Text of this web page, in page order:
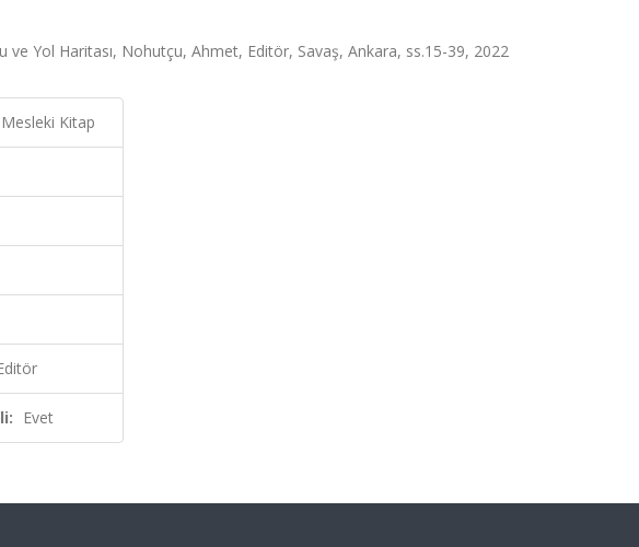
ve Yol Haritası, Nohutçu, Ahmet, Editör, Savaş, Ankara, ss.15-39, 2022
Kitap
Evet